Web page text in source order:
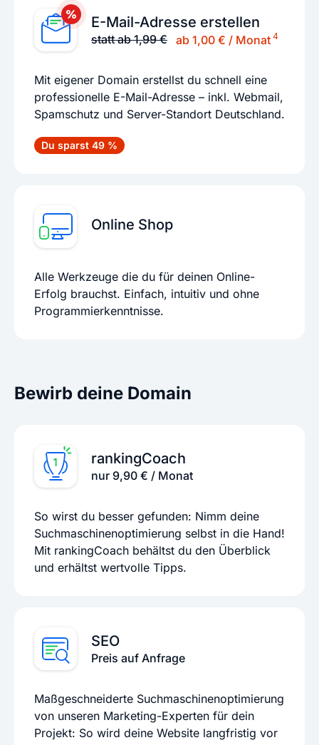
E-Mail-Adresse erstellen
statt ab 1,99 € ab 1,00 € / Monat4
Mit eigener Domain erstellst du schnell eine
professionelle E-Mail-Adresse – inkl. Webmail,
Spamschutz und Server-Standort Deutschland.
Du sparst 49 %
Online Shop
Alle Werkzeuge die du für deinen Online-
Erfolg brauchst. Einfach, intuitiv und ohne
Programmierkenntnisse.
Bewirb deine Domain
rankingCoach
nur 9,90 € / Monat
So wirst du besser gefunden: Nimm deine
Suchmaschinenoptimierung selbst in die Hand!
Mit rankingCoach behältst du den Überblick
und erhältst wertvolle Tipps.
SEO
Preis auf Anfrage
Maßgeschneiderte Suchmaschinenoptimierung
von unseren Marketing-Experten für dein
Projekt: So wird deine Website langfristig vor